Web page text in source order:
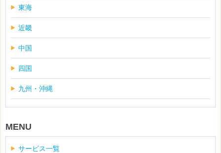
東海
近畿
中国
四国
九州・沖縄
MENU
サービス一覧